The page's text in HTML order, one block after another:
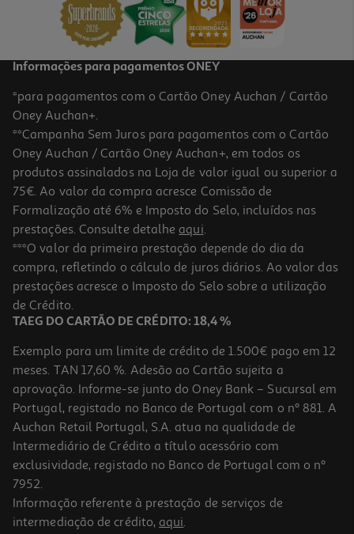
4.0
Powerbank Fast Charge Qilive 600183096 10000 Mah 20w
25.99 €/un
25,99 €
-15%
Powerbank Qilive 5000mah
Informações para pagamentos ONEY
*para pagamentos com o Cartão Oney Auchan / Cartão
Oney Auchan+.
**Campanha Sem Juros para pagamentos com o Cartão
Oney Auchan / Cartão Oney Auchan+, em todos os
produtos assinalados na Loja de valor igual ou superior a
75€. Ao valor da compra acresce Comissão de
Formalização até 6% e Imposto do Selo, incluídos nas
prestações. Consulte detalhe aqui.
***O valor da primeira prestação depende do dia da
compra, refletindo o cálculo de juros diários. Ao valor das
prestações acresce o Imposto do Selo sobre a utilização
de Crédito.
TAEG DO CARTÃO DE CRÉDITO: 18,4 %
Exemplo para um limite de crédito de 1.500€ pago em 12
meses. TAN 17,60 %. Adesão ao Cartão sujeita a
aprovação. Informe-se junto do Oney Bank – Sucursal em
Portugal, registado no Banco de Portugal com o nº 881. A
Auchan Retail Portugal, S.A. atua na qualidade de
Intermediário de Crédito a título acessório com
exclusividade, registado no Banco de Portugal com o nº
7952.
Informação referente à prestação de serviços de
intermediação de crédito, aqui.